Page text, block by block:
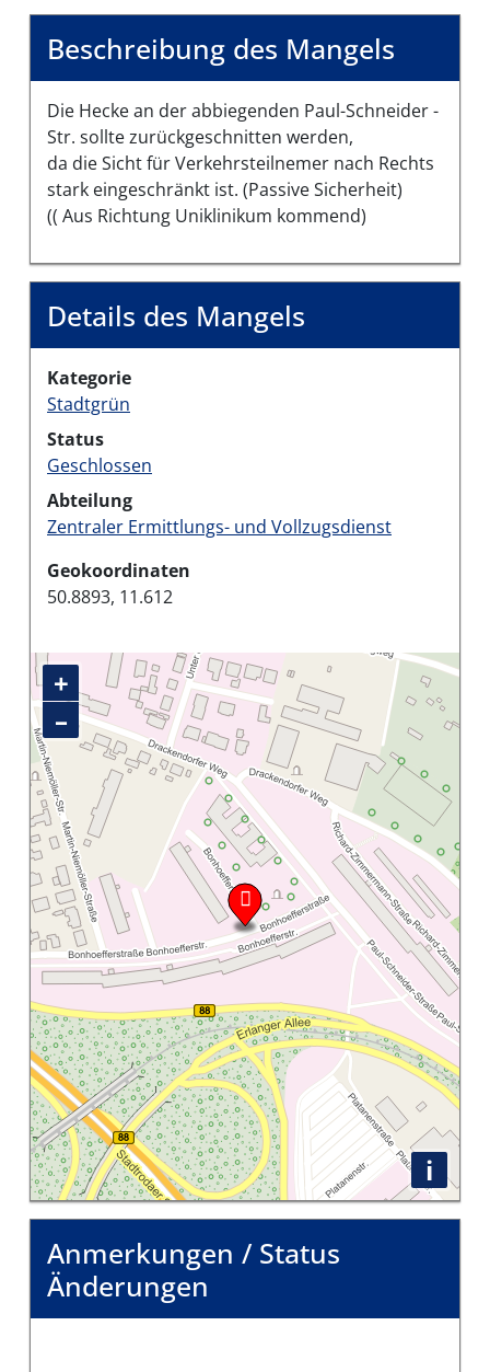
Beschreibung des Mangels
Die Hecke an der abbiegenden Paul-Schneider -
Str. sollte zurückgeschnitten werden,
da die Sicht für Verkehrsteilnemer nach Rechts
stark eingeschränkt ist. (Passive Sicherheit)
(( Aus Richtung Uniklinikum kommend)
Details des Mangels
Kategorie
Stadtgrün
Status
Geschlossen
Abteilung
Zentraler Ermittlungs- und Vollzugsdienst
Geokoordinaten
50.8893, 11.612
+
–
i
Anmerkungen / Status
Änderungen